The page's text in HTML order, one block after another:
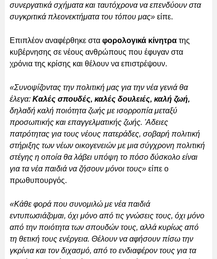
συνεργατικά σχήματα και ταυτόχρονα να επενδύουν στα
συγκριτικά πλεονεκτήματα του τόπου μας» είπε.
Επιπλέον αναφέρθηκε στα φορολογικά κίνητρα της
κυβέρνησης σε νέους ανθρώπους που έφυγαν στα
χρόνια της κρίσης και θέλουν να επιστρέψουν.
«Συνοψίζοντας την πολιτική μας για την νέα γενιά θα
έλεγα: Καλές σπουδές, καλές δουλειές, καλή ζωή,
δηλαδή καλή ποιότητα ζωής με ισορροπία μεταξύ
προσωπικής και επαγγελματικής ζωής. 'Αδειες
πατρότητας για τους νέους πατεράδες, σοβαρή πολιτική
στήριξης των νέων οικογενειών με μια σύγχρονη πολιτική
στέγης η οποία θα λάβει υπόψη το πόσο δύσκολο είναι
για τα νέα παιδιά να ζήσουν μόνοι τους» είπε ο
πρωθυπουργός.
«Κάθε φορά που συνομιλώ με νέα παιδιά
εντυπωσιάζομαι, όχι μόνο από τις γνώσεις τους, όχι μόνο
από την ποιότητα των σπουδών τους, αλλά κυρίως από
τη θετική τους ενέργεια. Θέλουν να αφήσουν πίσω την
γκρίνια και τον διχασμό, από το ενδιαφέρον τους για τα